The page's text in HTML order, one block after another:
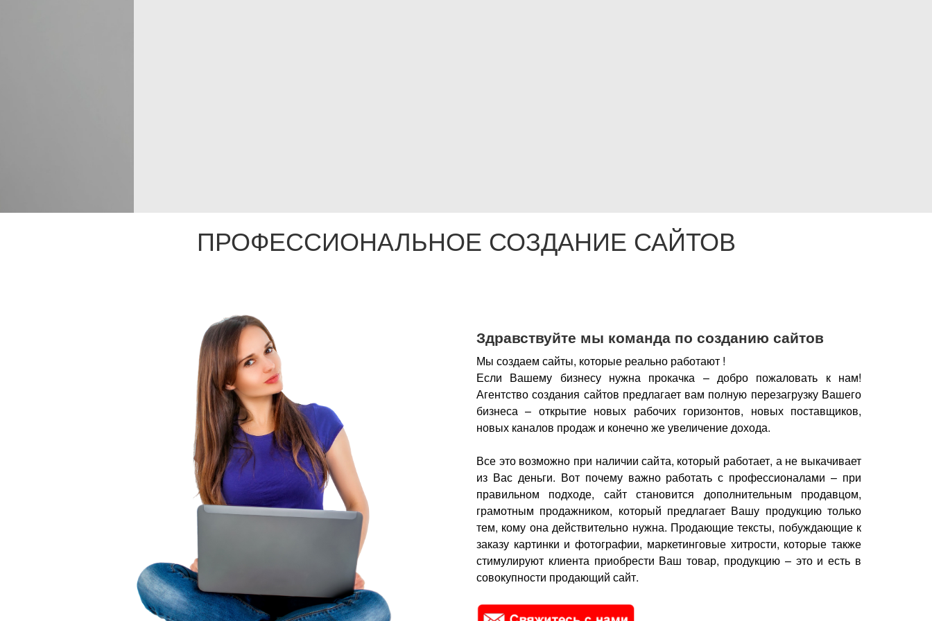
ПРОФЕССИОНАЛЬНОЕ СОЗДАНИЕ САЙТОВ
Здравствуйте мы команда по созданию сайтов
Мы создаем сайты, которые реально работают !
Если Вашему бизнесу нужна прокачка – добро пожаловать к нам!
Агентство создания сайтов предлагает вам полную перезагрузку Вашего
бизнеса – открытие новых рабочих горизонтов, новых поставщиков,
новых каналов продаж и конечно же увеличение дохода.
Все это возможно при наличии сайта, который работает, а не выкачивает
из Вас деньги. Вот почему важно работать с профессионалами – при
правильном подходе, сайт становится дополнительным продавцом,
грамотным продажником, который предлагает Вашу продукцию только
тем, кому она действительно нужна. Продающие тексты, побуждающие к
заказу картинки и фотографии, маркетинговые хитрости, которые также
стимулируют клиента приобрести Ваш товар, продукцию – это и есть в
совокупности продающий сайт.